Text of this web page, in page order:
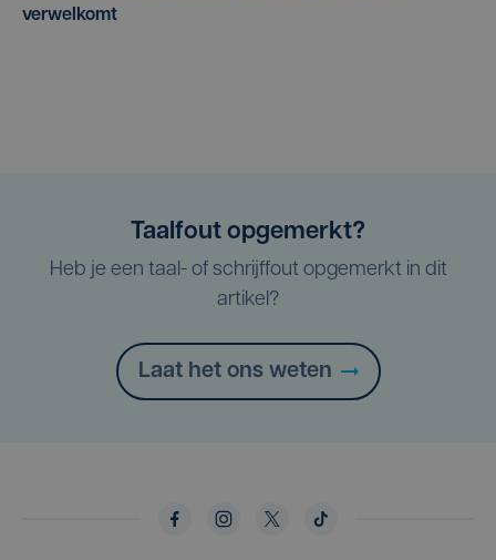
verwelkomt
Taalfout opgemerkt?
Heb je een taal- of schrijffout opgemerkt in dit
artikel?
Laat het ons weten